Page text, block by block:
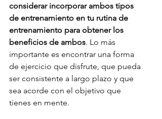
considerar incorporar ambos tipos
de entrenamiento en tu rutina de
entrenamiento para obtener los
beneficios de ambos. Lo más
importante es encontrar una forma
de ejercicio que disfrute, que pueda
ser consistente a largo plazo y que
sea acorde con el objetivo que
tienes en mente.